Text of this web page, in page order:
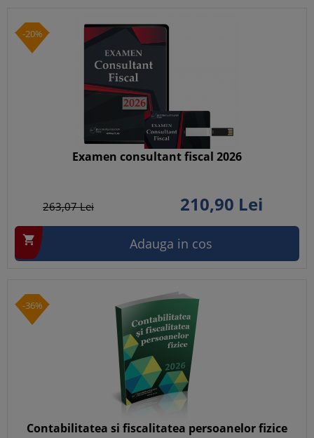
-20%
Examen consultant fiscal 2026
263,07Lei 210,90 Lei
 Adauga in cos
-36%
Contabilitatea si fiscalitatea persoanelor fizice